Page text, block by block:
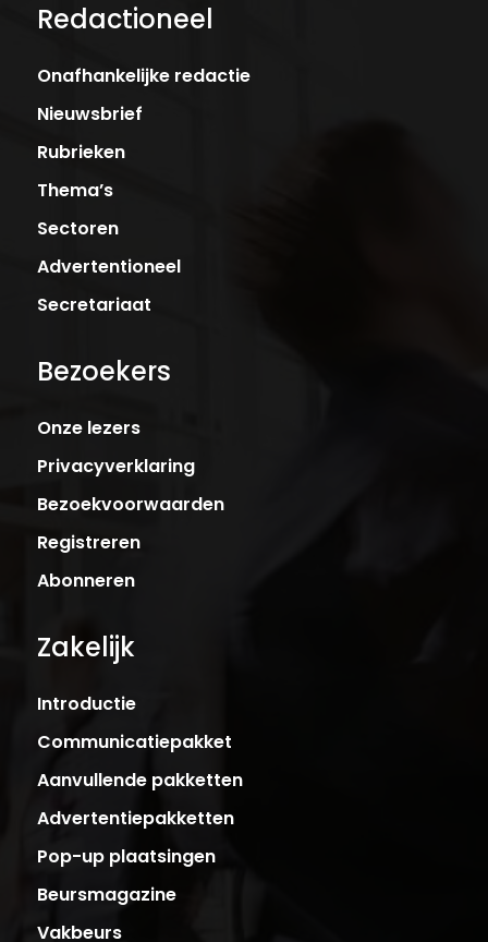
Redactioneel
Onafhankelijke redactie
Nieuwsbrief
Rubrieken
Thema’s
Sectoren
Advertentioneel
Secretariaat
Bezoekers
Onze lezers
Privacyverklaring
Bezoekvoorwaarden
Registreren
Abonneren
Zakelijk
Introductie
Communicatiepakket
Aanvullende pakketten
Advertentiepakketten
Pop-up plaatsingen
Beursmagazine
Vakbeurs